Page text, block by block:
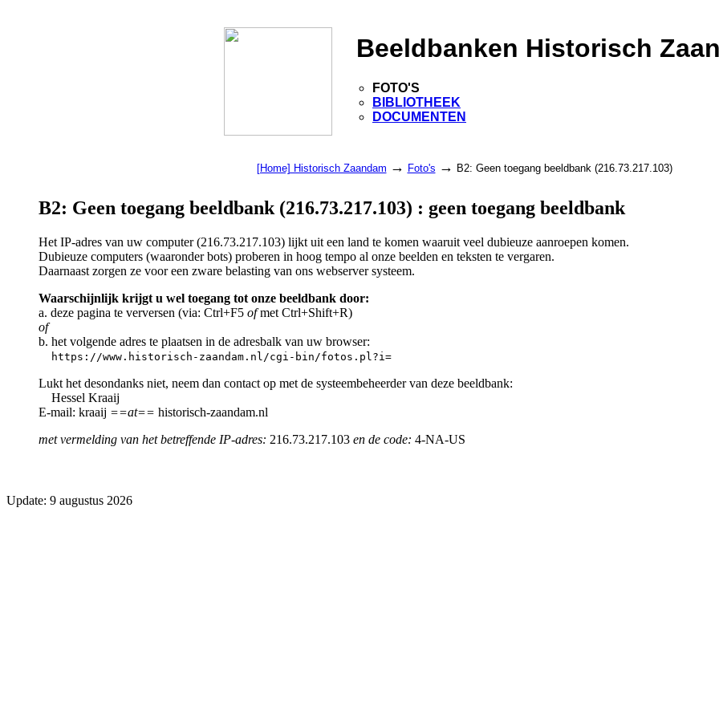
Beeldbanken Historisch
FOTO'S
BIBLIOTHEEK
DOCUMENTEN
[Home] Historisch Zaandam → Foto's → B2: Geen toegang beeldbank (216.73.217.103)
B2: Geen toegang beeldbank (216.73.217.103) : geen toegang beeldbank
Het IP-adres van uw computer (216.73.217.103) lijkt uit een land te komen waaruit veel dubieuze aanroepen komen.
Dubieuze computers (waaronder bots) proberen in hoog tempo al onze beelden en teksten te vergaren.
Daarnaast zorgen ze voor een zware belasting van ons webserver systeem.
Waarschijnlijk krijgt u wel toegang tot onze beeldbank door:
a. deze pagina te verversen (via: Ctrl+F5 ofmet Ctrl+Shift+R)
of
b. het volgende adres te plaatsen in de adresbalk van uw browser:
https://www.historisch-zaandam.nl/cgi-bin/fotos.pl?i=
Lukt het desondanks niet, neem dan contact op met de systeembeheerder van deze beeldbank:
Hessel Kraaij
E-mail: kraaij ==at== historisch-zaandam.nl
met vermelding van het betreffende IP-adres: 216.73.217.103 en de code: 4-NA-US
Update: 9 augustus 2026